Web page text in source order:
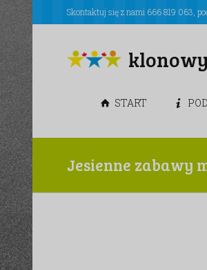
Skontaktuj się z nami 666 819 063
START
Jesienne zabawy